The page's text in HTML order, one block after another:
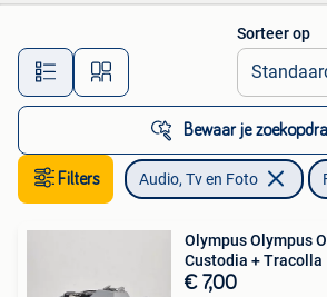
Alle afstanden…
Sorteer op
Bewaar je
Filters Audio, Tv en Foto
Olympus Olympus
Custodia + Tracolla
€ 7,00